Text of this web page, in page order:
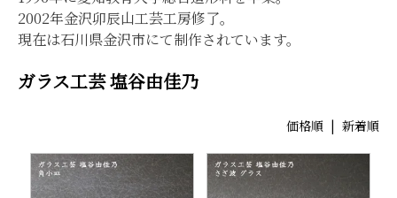
2002年金沢卯辰山工芸工房修了。
現在は石川県金沢市にて制作されています。
ガラス工芸 塩谷由佳乃
価格順 | 新着順